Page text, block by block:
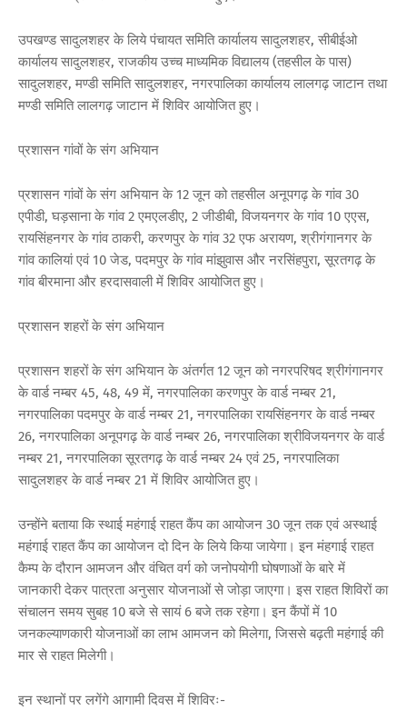
उपखण्ड सादुलशहर के लिये पंचायत समिति कार्यालय सादुलशहर, सीबीईओ
कार्यालय सादुलशहर, राजकीय उच्च माध्यमिक विद्यालय (तहसील के पास)
सादुलशहर, मण्डी समिति सादुलशहर, नगरपालिका कार्यालय लालगढ़ जाटान तथा
मण्डी समिति लालगढ़ जाटान में शिविर आयोजित हुए।
प्रशासन गांवों के संग अभियान
प्रशासन गांवों के संग अभियान के 12 जून को तहसील अनूपगढ़ के गांव 30
एपीडी, घड़साना के गांव 2 एमएलडीए, 2 जीडीबी, विजयनगर के गांव 10 एएस,
रायसिंहनगर के गांव ठाकरी, करणपुर के गांव 32 एफ अरायण, श्रीगंगानगर के
गांव कालियां एवं 10 जेड, पदमपुर के गांव मांझुवास और नरसिंहपुरा, सूरतगढ़ के
गांव बीरमाना और हरदासवाली में शिविर आयोजित हुए।
प्रशासन शहरों के संग अभियान
प्रशासन शहरों के संग अभियान के अंतर्गत 12 जून को नगरपरिषद श्रीगंगानगर
के वार्ड नम्बर 45, 48, 49 में, नगरपालिका करणपुर के वार्ड नम्बर 21,
नगरपालिका पदमपुर के वार्ड नम्बर 21, नगरपालिका रायसिंहनगर के वार्ड नम्बर
26, नगरपालिका अनूपगढ़ के वार्ड नम्बर 26, नगरपालिका श्रीविजयनगर के वार्ड
नम्बर 21, नगरपालिका सूरतगढ़ के वार्ड नम्बर 24 एवं 25, नगरपालिका
सादुलशहर के वार्ड नम्बर 21 में शिविर आयोजित हुए।
उन्होंने बताया कि स्थाई महंगाई राहत कैंप का आयोजन 30 जून तक एवं अस्थाई
महंगाई राहत कैंप का आयोजन दो दिन के लिये किया जायेगा। इन मंहगाई राहत
कैम्प के दौरान आमजन और वंचित वर्ग को जनोपयोगी घोषणाओं के बारे में
जानकारी देकर पात्रता अनुसार योजनाओं से जोड़ा जाएगा। इस राहत शिविरों का
संचालन समय सुबह 10 बजे से सायं 6 बजे तक रहेगा। इन कैंपों में 10
जनकल्याणकारी योजनाओं का लाभ आमजन को मिलेगा, जिससे बढ़ती महंगाई की
मार से राहत मिलेगी।
इन स्थानों पर लगेंगे आगामी दिवस में शिविरः-